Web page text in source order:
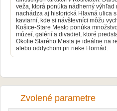
veža, ktorá ponúka nádherný výhľad
nachádza aj historická Hlavná ulica
kaviarní, kde si návštevníci môžu
Košice-Stare Mesto ponúka
múzeí, galérií a divadiel, ktoré
Okolie Starého Mesta je ideálne na
alebo oddychom pri rieke Hornád.
Zvolené parametre